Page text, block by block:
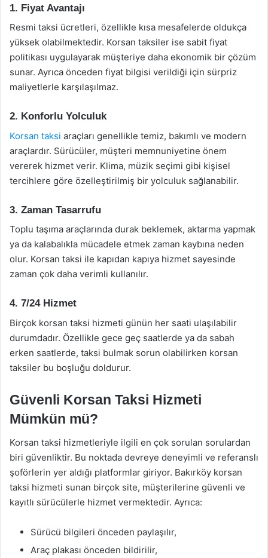
1. Fiyat Avantajı
Resmi taksi ücretleri, özellikle kısa mesafelerde oldukça
yüksek olabilmektedir. Korsan taksiler ise sabit fiyat
politikası uygulayarak müşteriye daha ekonomik bir çözüm
sunar. Ayrıca önceden fiyat bilgisi verildiği için sürpriz
maliyetlerle karşılaşılmaz.
2. Konforlu Yolculuk
Korsan taksi araçları genellikle temiz, bakımlı ve modern
araçlardır. Sürücüler, müşteri memnuniyetine önem
vererek hizmet verir. Klima, müzik seçimi gibi kişisel
tercihlere göre özelleştirilmiş bir yolculuk sağlanabilir.
3. Zaman Tasarrufu
Toplu taşıma araçlarında durak beklemek, aktarma yapmak
ya da kalabalıkla mücadele etmek zaman kaybına neden
olur. Korsan taksi ile kapıdan kapıya hizmet sayesinde
zaman çok daha verimli kullanılır.
4. 7/24 Hizmet
Birçok korsan taksi hizmeti günün her saati ulaşılabilir
durumdadır. Özellikle gece geç saatlerde ya da sabah
erken saatlerde, taksi bulmak sorun olabilirken korsan
taksiler bu boşluğu doldurur.
Güvenli Korsan Taksi Hizmeti
Mümkün mü?
Korsan taksi hizmetleriyle ilgili en çok sorulan sorulardan
biri güvenliktir. Bu noktada devreye deneyimli ve referanslı
şoförlerin yer aldığı platformlar giriyor. Bakırköy korsan
taksi hizmeti sunan birçok site, müşterilerine güvenli ve
kayıtlı sürücülerle hizmet vermektedir. Ayrıca:
Sürücü bilgileri önceden paylaşılır,
Araç plakası önceden bildirilir,